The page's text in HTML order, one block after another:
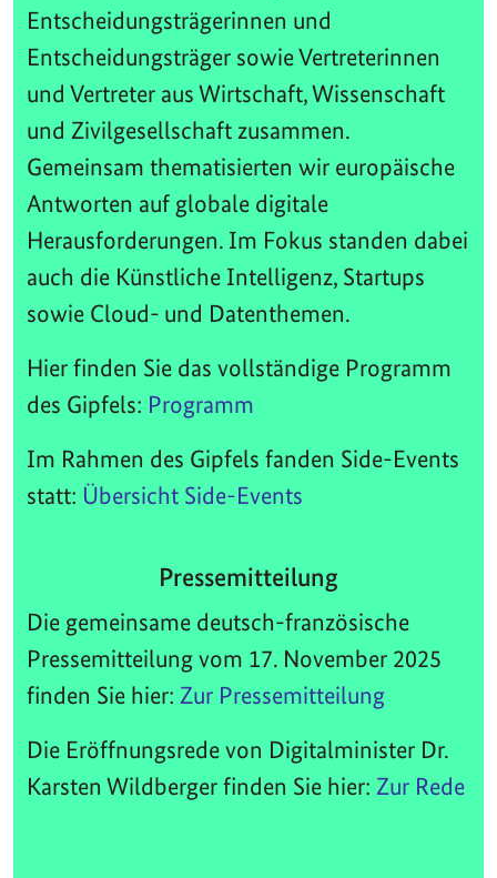
Entscheidungsträgerinnen und
Entscheidungsträger sowie Vertreterinnen
und Vertreter aus Wirtschaft, Wissenschaft
und Zivilgesellschaft zusammen.
Gemeinsam thematisierten wir europäische
Antworten auf globale digitale
Herausforderungen. Im Fokus standen dabei
auch die Künstliche Intelligenz, Startups
sowie Cloud- und Datenthemen.
Hier finden Sie das vollständige Programm
des Gipfels: Programm
Im Rahmen des Gipfels fanden Side-Events
statt: Übersicht Side-Events
Pressemitteilung
Die gemeinsame deutsch-französische
Pressemitteilung vom 17. November 2025
finden Sie hier: Zur Pressemitteilung
Die Eröffnungsrede von Digitalminister Dr.
Karsten Wildberger finden Sie hier: Zur Rede